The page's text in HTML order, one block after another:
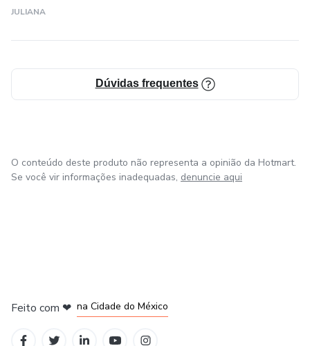
JULIANA
Dúvidas frequentes
O conteúdo deste produto não representa a opinião da Hotmart.
Se você vir informações inadequadas, denuncie aqui
Feito com ❤ na Cidade do México